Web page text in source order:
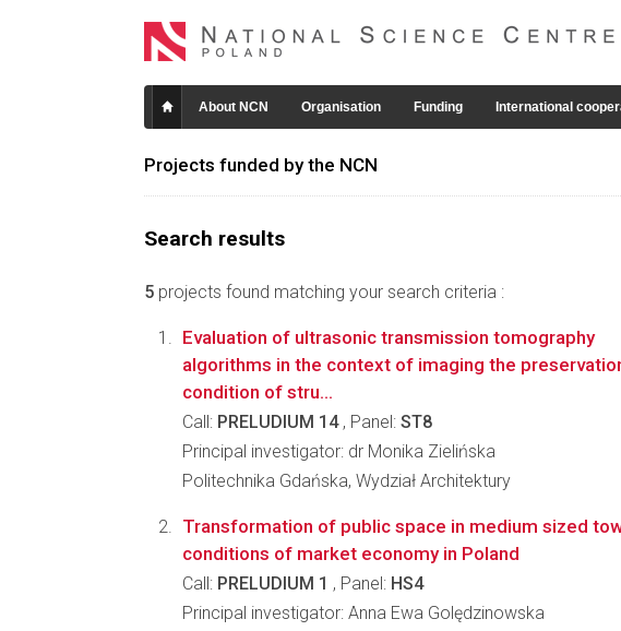
About NCN Organisation Funding International
Projects funded by the NCN
Search results
5 projects found matching your search criteria :
Evaluation of ultrasonic transmission tomography
algorithms in the context of imaging the
condition of stru...
Call: PRELUDIUM 14, Panel: ST8
Principal investigator: dr Monika Zielińska
Politechnika Gdańska, Wydział Architektury
Transformation of public space in medium sized
conditions of market economy in Poland
Call: PRELUDIUM 1 , Panel: HS4
Principal investigator: Anna Ewa Golędzinowska